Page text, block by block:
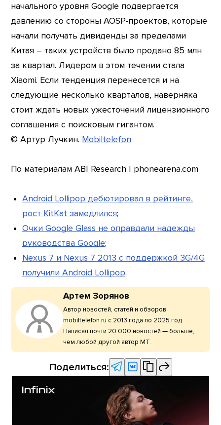
начального уровня Google подвергается
давлению со стороны AOSP-проектов, которые
начали получать дивиденды за пределами
Китая – таких устройств было продано 85 млн
за квартал. Лидером в этом течении стала
Xiaomi. Если тенденция перенесется и на
следующие несколько кварталов, наверняка
стоит ждать новых ужесточений лицензионного
соглашения с поисковым гигантом.
© Артур Лучкин. Mobiltelefon
По материалам ABI Research | phonearena.com
Android Lollipop дебютировал в рейтинге,
рост KitKat замедлился;
Очки Google Glass не оправдали надежды
руководства Google;
Nexus 7 и Nexus 7 2013 с поддержкой 3G/4G
получили Android Lollipop.
Артем Зорянов
Автор новостей, статей и обзоров
mobiltelefon.ru с 2013 года по 2025 год.
Написал почти 20 000 новостей — больше,
чем любой другой автор МТ.
Поделиться: